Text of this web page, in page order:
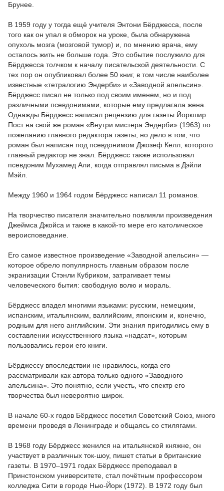
Брунее.
В 1959 году у тогда ещё учителя Энтони Бёрджесса, после
того как он упал в обморок на уроке, была обнаружена
опухоль мозга (мозговой тумор) и, по мнению врача, ему
осталось жить не больше года. Это событие послужило для
Бёрджесса толчком к началу писательской деятельности. С
тех пор он опубликовал более 50 книг, в том числе наиболее
известные «тетралогию Эндерби» и «Заводной апельсин».
Бёрджесс писал не только под своим именем, но и под
различными псевдонимами, которые ему предлагала жена.
Однажды Бёрджесс написал рецензию для газеты Йоркшир
Пост на свой же роман «Внутри мистера Эндерби» (1963) по
пожеланию главного редактора газеты, но дело в том, что
роман был написан под псевдонимом Джозеф Келл, которого
главный редактор не знал. Бёрджесс также использовал
псевдоним Мухамед Али, когда отправлял письма в Дэйли
Мэйл.
Между 1960 и 1964 годом Бёрджесс написал 11 романов.
На творчество писателя значительно повлияли произведения
Джеймса Джойса и также в какой-то мере его католическое
вероисповедание.
Его самое известное произведение «Заводной апельсин» —
которое обрело популярность главным образом после
экранизации Стэнли Кубриком, затрагивает темы
человеческого бытия: свободную волю и мораль.
Бёрджесс владел многими языками: русским, немецким,
испанским, итальянским, валлийским, японским и, конечно,
родным для него английским. Эти знания пригодились ему в
составлении искусственного языка «надсат», которым
пользовались герои его книги.
Бёрджессу впоследствии не нравилось, когда его
рассматривали как автора только одного «Заводного
апельсина». Это понятно, если учесть, что спектр его
творчества был невероятно широк.
В начале 60-х годов Бёрджесс посетил Советский Союз, много
времени проведя в Ленинграде и общаясь со стилягами.
В 1968 году Бёрджесс женился на итальянской княжне, он
участвует в различных ток-шоу, пишет статьи в британские
газеты. В 1970–1971 годах Бёрджесс преподавал в
Принстонском университете, стал почётным профессором
колледжа Сити в городе Нью-Йорк (1972). В 1972 году был